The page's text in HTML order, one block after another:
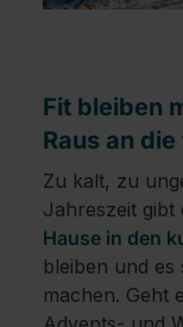
Fit bleiben
Raus an
Zu kalt, zu
Jahreszeit gibt
Hause in den
bleiben und
machen. Geht